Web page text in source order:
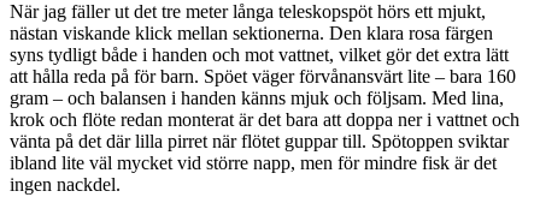
När jag fäller ut det tre meter långa teleskopspöt hörs ett mjukt,
nästan viskande klick mellan sektionerna. Den klara rosa färgen
syns tydligt både i handen och mot vattnet, vilket gör det extra lätt
att hålla reda på för barn. Spöet väger förvånansvärt lite – bara 160
gram – och balansen i handen känns mjuk och följsam. Med lina,
krok och flöte redan monterat är det bara att doppa ner i vattnet och
vänta på det där lilla pirret när flötet guppar till. Spötoppen sviktar
ibland lite väl mycket vid större napp, men för mindre fisk är det
ingen nackdel.